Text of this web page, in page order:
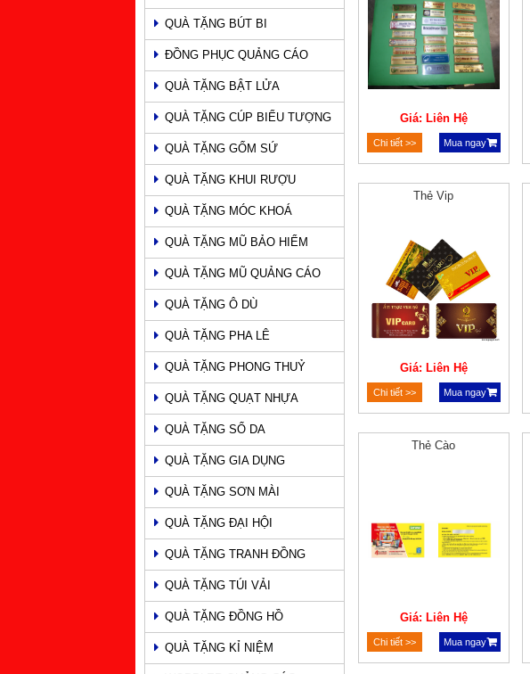
Giá: Liên Hệ
Chi tiết >> Mua ngay
Thẻ Vip
Giá: Liên Hệ
Chi tiết >> Mua ngay
Thẻ Cào
Giá: Liên Hệ
Chi tiết >> Mua ngay
QUÀ TẶNG BÚT BI
ĐỒNG PHỤC QUẢNG CÁO
QUÀ TẶNG BẬT LỬA
QUÀ TẶNG CÚP BIỂU TƯỢNG
QUÀ TẶNG GỐM SỨ
QUÀ TẶNG KHUI RƯỢU
QUÀ TẶNG MÓC KHOÁ
QUÀ TẶNG MŨ BẢO HIỂM
QUÀ TẶNG MŨ QUẢNG CÁO
QUÀ TẶNG Ô DÙ
QUÀ TẶNG PHA LÊ
QUÀ TẶNG PHONG THUỶ
QUÀ TẶNG QUẠT NHỰA
QUÀ TẶNG SỔ DA
QUÀ TẶNG GIA DỤNG
QUÀ TẶNG SƠN MÀI
QUÀ TẶNG ĐẠI HỘI
QUÀ TẶNG TRANH ĐỒNG
QUÀ TẶNG TÚI VẢI
QUÀ TẶNG ĐỒNG HỒ
QUÀ TẶNG KỈ NIỆM